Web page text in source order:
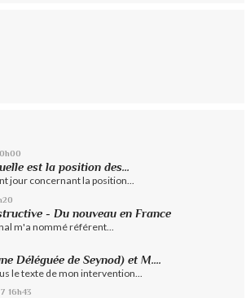
est la position des...
jour concernant la position...
- Du nouveau en France
m'a nommé référent...
Déléguée de Seynod) et M....
le texte de mon intervention...
16h43